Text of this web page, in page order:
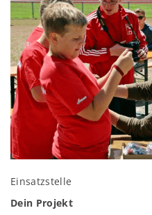
Einsatzstelle
Dein Projekt